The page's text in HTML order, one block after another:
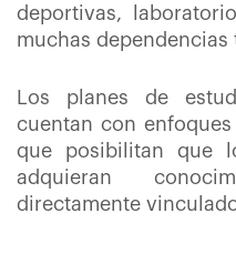
deportivas,
muchas
Los planes de
cuentan con
que posibilitan que
adquieran
directamente